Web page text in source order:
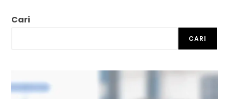
Cari
CARI